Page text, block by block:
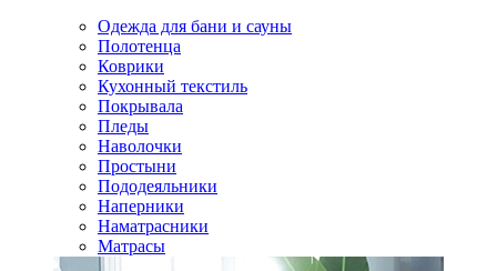
Одежда для бани и сауны
Полотенца
Коврики
Кухонный текстиль
Покрывала
Пледы
Наволочки
Простыни
Пододеяльники
Наперники
Наматрасники
Матрасы